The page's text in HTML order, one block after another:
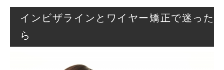
インビザラインとワイヤー矯正で迷った
ら